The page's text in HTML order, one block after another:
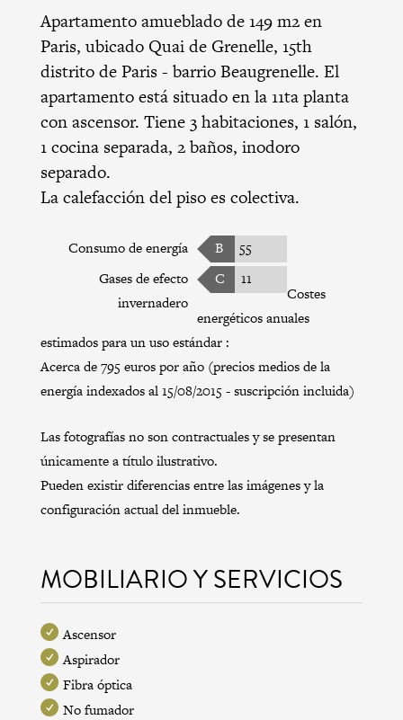
Apartamento amueblado de 149 m2 en
Paris, ubicado Quai de Grenelle, 15th
distrito de Paris- barrio Beaugrenelle. El
apartamento está situado en la 11ta planta
con ascensor. Tiene 3 habitaciones, 1 salón,
1 cocina separada, 2 baños, inodoro
separado.
La calefacción del piso es colectiva.
Consumo de energía B
55
Gases de efecto
invernadero
C
11
Costes
energéticos anuales
estimados para un uso estándar :
Acerca de 795 euros por año (precios medios de la
energía indexados al 15/08/2015 - suscripción incluida)
Las fotografías no son contractuales y se presentan
únicamente a título ilustrativo.
Pueden existir diferencias entre las imágenes y la
configuración actual del inmueble.
MOBILIARIO Y SERVICIOS
Ascensor
Aspirador
Fibra óptica
No fumador